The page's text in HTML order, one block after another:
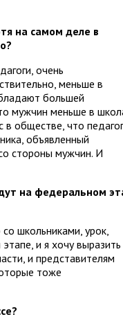
на самом деле в
очень
меньше в
большей
мужчин меньше в
в обществе, что
объявленный
стороны мужчин. И
на федеральном
школьниками, урок,
и я хочу выразить
и представителям
тоже